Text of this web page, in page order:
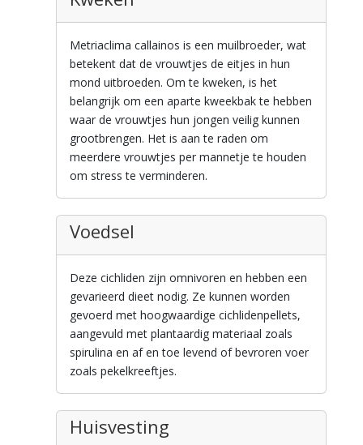
Metriaclima callainos is een muilbroeder, wat
betekent dat de vrouwtjes de eitjes in hun
mond uitbroeden. Om te kweken, is het
belangrijk om een aparte kweekbak te hebben
waar de vrouwtjes hun jongen veilig kunnen
grootbrengen. Het is aan te raden om
meerdere vrouwtjes per mannetje te houden
om stress te verminderen.
Voedsel
Deze cichliden zijn omnivoren en hebben een
gevarieerd dieet nodig. Ze kunnen worden
gevoerd met hoogwaardige cichlidenpellets,
aangevuld met plantaardig materiaal zoals
spirulina en af en toe levend of bevroren voer
zoals pekelkreeftjes.
Huisvesting